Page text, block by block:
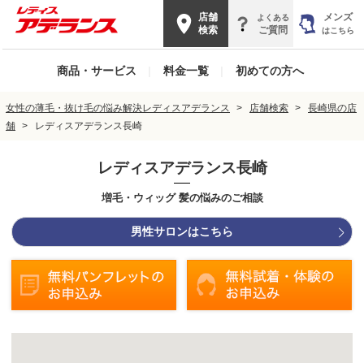
店舗
検索
よくある
ご質問
メンズ
はこちら
商品・サービス 料金一覧 初めての方へ
女性の薄毛・抜け毛の悩み解決レディスアデランス 店舗検索
長崎県の店
舗
レディスアデランス長崎
レディスアデランス長崎
増毛・ウィッグ 髪の悩みのご相談
男性サロンはこちら